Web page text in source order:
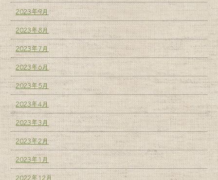
2023年9月
2023年8月
2023年7月
2023年6月
2023年5月
2023年4月
2023年3月
2023年2月
2023年1月
2022年12月